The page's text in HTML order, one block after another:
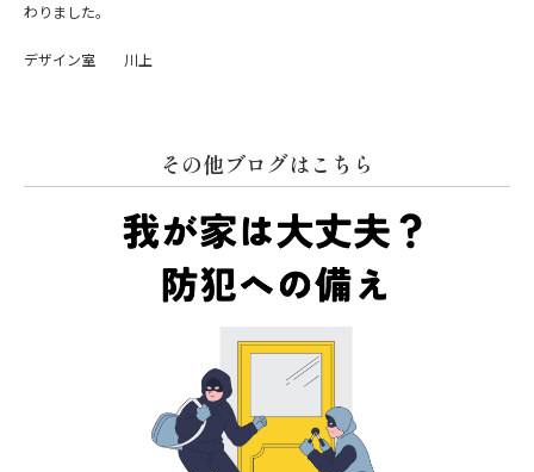
わりました。
デザイン室 川上
その他ブログはこちら